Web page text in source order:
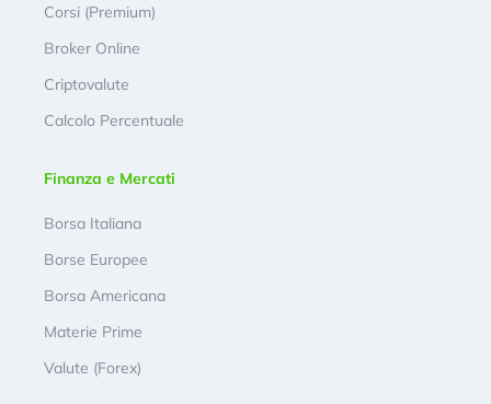
Corsi (Premium)
Broker Online
Criptovalute
Calcolo Percentuale
Finanza e Mercati
Borsa Italiana
Borse Europee
Borsa Americana
Materie Prime
Valute (Forex)